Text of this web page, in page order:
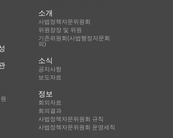
소개
사법정책자문위원회
위원장장 및 위원
기존위원회(사법행정자문회
의)
소식
공지사항
보도자료
정보
회의자료
회의결과
사법정책자문위원회 규칙
사법정책자문위원회 운영세칙